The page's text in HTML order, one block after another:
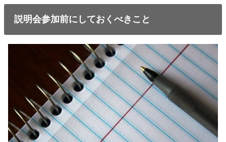
説明会参加前にしておくべきこと